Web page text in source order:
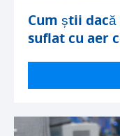
Cum știi
suflat cu aer